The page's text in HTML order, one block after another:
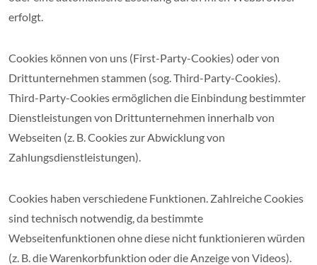
erfolgt.
Cookies können von uns (First-Party-Cookies) oder von
Drittunternehmen stammen (sog. Third-Party-Cookies).
Third-Party-Cookies ermöglichen die Einbindung bestimmter
Dienstleistungen von Drittunternehmen innerhalb von
Webseiten (z. B. Cookies zur Abwicklung von
Zahlungsdienstleistungen).
Cookies haben verschiedene Funktionen. Zahlreiche Cookies
sind technisch notwendig, da bestimmte
Webseitenfunktionen ohne diese nicht funktionieren würden
(z. B. die Warenkorbfunktion oder die Anzeige von Videos).